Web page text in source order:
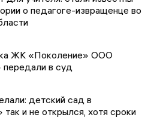
о педагоге-извращенце во
ЖК «Поколение» ООО
передали в суд
детский сад в
и не открылся, хотя сроки